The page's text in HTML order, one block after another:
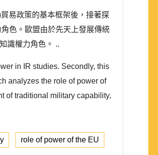
易政策的基本框架後，接著探
色。歐盟由於先天上發展傳統
識權力角色。 ..
in IR studies. Secondly, this
analyzes the role of power of
of traditional military capability,
role of power of the EU